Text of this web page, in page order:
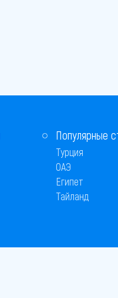
Популярные
Турция
ОАЭ
Египет
Тайланд